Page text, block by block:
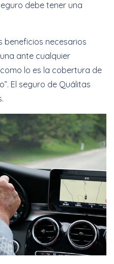
debe tener una
necesarios
ante cualquier
lo es la cobertura de
El seguro de Quálitas